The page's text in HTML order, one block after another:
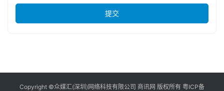
提交
Copyright ©众媒汇(深圳)网络科技有限公司 商讯网 版权所有 粤ICP备